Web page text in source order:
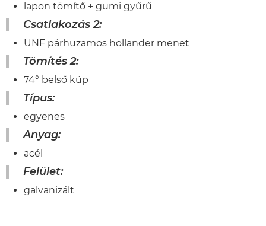
lapon tömítő + gumi gyűrű
Csatlakozás 2:
UNF párhuzamos hollander menet
Tömítés 2:
74° belső kúp
Típus:
egyenes
Anyag:
acél
Felület:
galvanizált